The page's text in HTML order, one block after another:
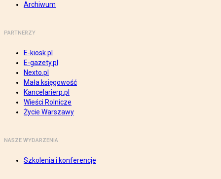
Archiwum
PARTNERZY
E-kiosk.pl
E-gazety.pl
Nexto.pl
Mała księgowość
Kancelarierp.pl
Wieści Rolnicze
Życie Warszawy
NASZE WYDARZENIA
Szkolenia i konferencje